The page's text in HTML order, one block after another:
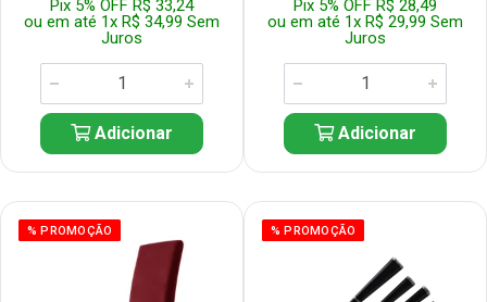
Pix 5% OFF R$ 33,24
ou em até 1x R$ 34,99 Sem
Juros
Adicionar
Pix 5% OFF R$ 28,49
ou em até 1x R$ 29,99 Sem
Juros
Adicionar
% PROMOÇÃO % PROMOÇÃO